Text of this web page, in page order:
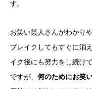
す。
お笑い芸人さんがわかり
ブレイクしてもすぐに消
イク後にも努力をし続け
ですが、 何のためにお笑